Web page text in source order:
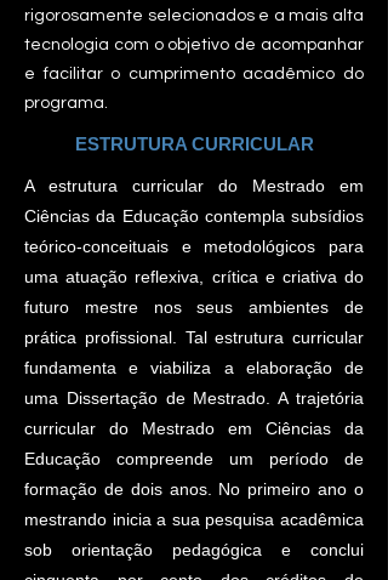
rigorosamente selecionados e a mais alta
tecnologia com o objetivo de acompanhar
e facilitar o cumprimento acadêmico do
programa.
A estrutura curricular do Mestrado em
Ciências da Educação contempla subsídios
teórico-conceituais e metodológicos para
uma atuação reflexiva, crítica e criativa do
futuro mestre nos seus ambientes de
prática profissional. Tal estrutura curricular
fundamenta e viabiliza a elaboração de
uma Dissertação de Mestrado. A trajetória
curricular do Mestrado em Ciências da
Educação compreende um período de
formação de dois anos. No primeiro ano o
mestrando inicia a sua pesquisa acadêmica
sob orientação pedagógica e conclui
ESTRUTURA CURRICULAR